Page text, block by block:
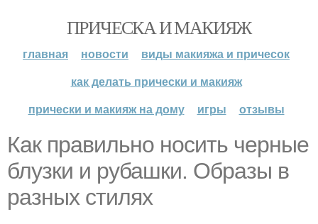
ПРИЧЕСКА И МАКИЯЖ
главная новости
виды макияжа и причесок
как делать прически и макияж
прически и макияж на дому
игры отзывы
Как правильно носить черные
блузки и рубашки. Образы в
разных стилях